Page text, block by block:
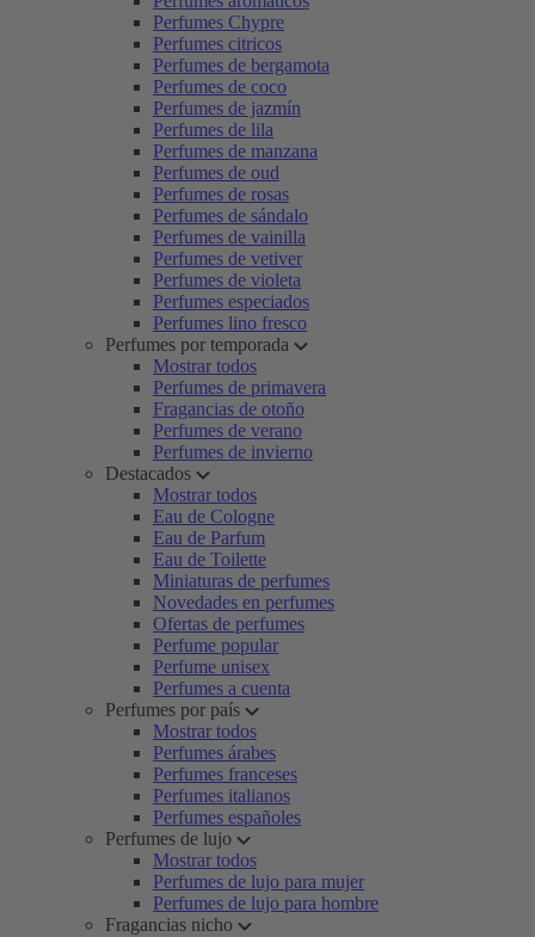
Perfumes Chypre
Perfumes citricos
Perfumes de bergamota
Perfumes de coco
Perfumes de jazmín
Perfumes de lila
Perfumes de manzana
Perfumes de oud
Perfumes de rosas
Perfumes de sándalo
Perfumes de vainilla
Perfumes de vetiver
Perfumes de violeta
Perfumes especiados
Perfumes lino fresco
Perfumes por temporada
Mostrar todos
Perfumes de primavera
Fragancias de otoño
Perfumes de verano
Perfumes de invierno
Destacados
Mostrar todos
Eau de Cologne
Eau de Parfum
Eau de Toilette
Miniaturas de perfumes
Novedades en perfumes
Ofertas de perfumes
Perfume popular
Perfume unisex
Perfumes a cuenta
Perfumes por país
Mostrar todos
Perfumes árabes
Perfumes franceses
Perfumes italianos
Perfumes españoles
Perfumes de lujo
Mostrar todos
Perfumes de lujo para mujer
Perfumes de lujo para hombre
Fragancias nicho